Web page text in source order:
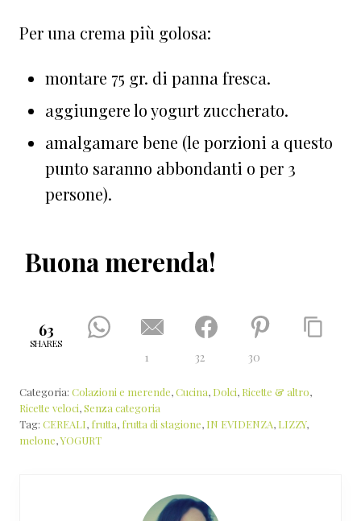
Per una crema più golosa:
montare 75 gr. di panna fresca.
aggiungere lo yogurt zuccherato.
amalgamare bene (le porzioni a questo
punto saranno abbondanti o per 3
persone).
Buona merenda!
63
SHARES
1 32 30
Categoria: Colazioni e merende,Cucina, Dolci, Ricette & altro,
Ricette veloci,Senza categoria
Tag: CEREALI, frutta, frutta di stagione, IN EVIDENZA, LIZZY,
melone,YOGURT